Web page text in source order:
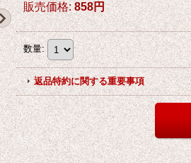
販売価格: 858円
数量:
返品特約に関する重要事項